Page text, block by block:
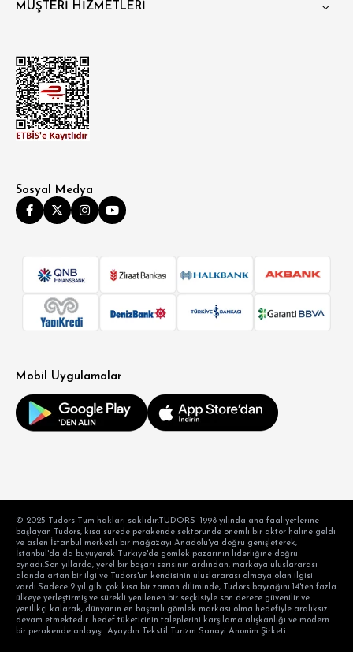
MÜŞTERİ HİZMETLERİ
Sosyal Medya
Mobil Uygulamalar
© 2025 Tudors Tüm hakları saklıdır.TUDORS -1998 yılında ana faaliyetlerine
başlayan Tudors, kısa sürede perakende sektöründe önemli bir aktör haline geldi
ve aslen İstanbul merkezli bir mağazayı Anadolu'ya doğru genişleterek,
İstanbul'da da büyüyerek Türkiye'de gömlek pazarının liderliğine doğru
oynadı.Son yıllarda, yerel bir başarı serisinin ardından, markaya uluslararası
alanda artan bir ilgi ve Tudors'un kendisinin uluslararası olmaya olan ilgisi
vardı.Sadece 2 yıl gibi çok kısa bir zaman diliminde, Tudors bayrağını 14'ten fazla
ülkeye yerleştirmiş ve sürekli yenilenen bir seçkisiyle son derece güvenilir ve
yenilikçi kalarak, dünyanın en başarılı gömlek markası olma hedefiyle aralıksız
devam etmektedir. hedef tüketicinin taleplerini karşılama alışkanlığı ve modern
bir perakende anlayışı. Ayaydın Tekstil Turizm Sanayi Anonim Şirketi